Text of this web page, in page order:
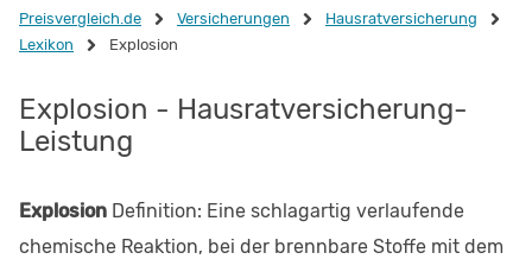
Preisvergleich.de Versicherungen
Hausratversicherung
Lexikon
Explosion
Explosion - Hausratversicherung-
Leistung
Explosion Definition: Eine schlagartig verlaufende
chemische Reaktion, bei der brennbare Stoffe mit dem